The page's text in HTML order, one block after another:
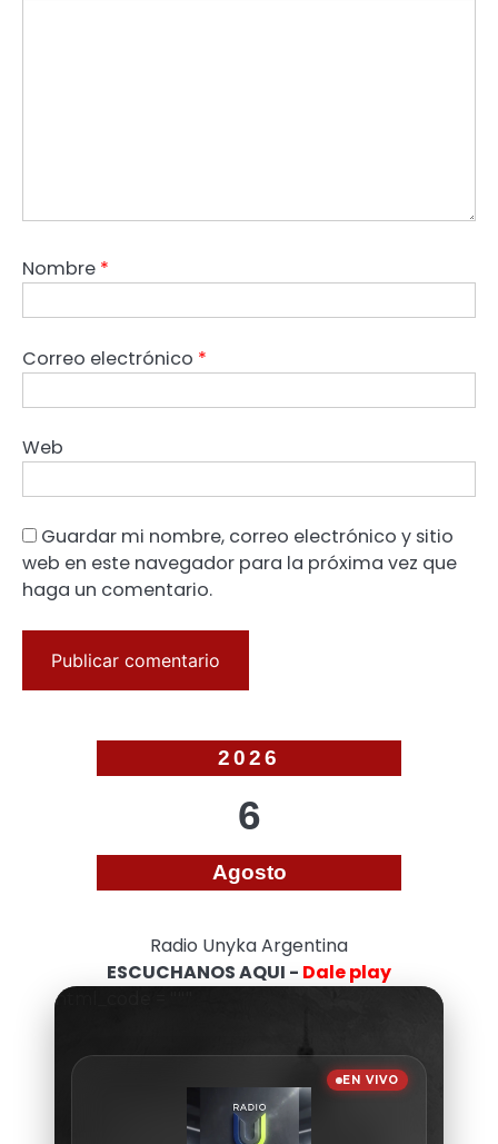
Nombre *
Correo electrónico *
Web
Guardar mi nombre, correo electrónico y sitio
web en este navegador para la próxima vez que
haga un comentario.
2026
6
Agosto
Radio Unyka Argentina
ESCUCHANOS AQUI - Dale play